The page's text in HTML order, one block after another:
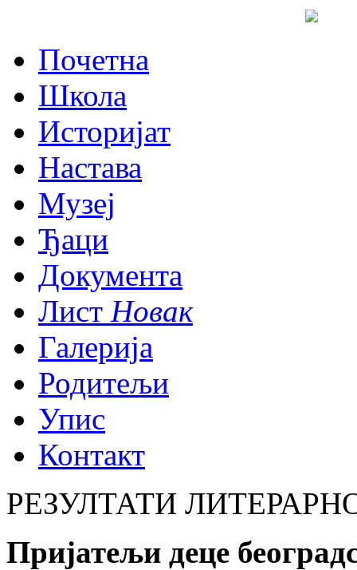
Почетна
Школа
Историјат
Настава
Музеј
Ђаци
Документа
Лист Новак
Галерија
Родитељи
Упис
Контакт
РЕЗУЛТАТИ
Пријатељи деце